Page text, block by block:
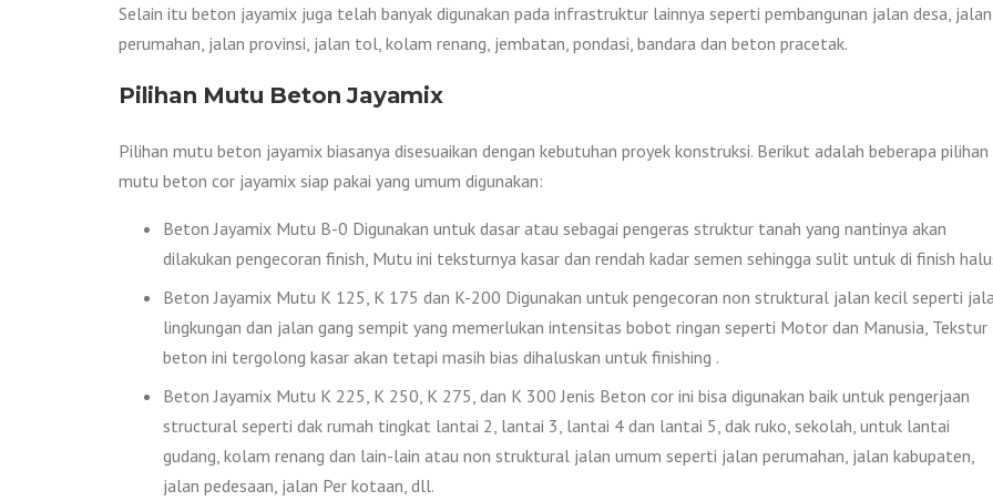
Selain itu beton jayamix juga telah banyak digunakan pada infrastruktur lainnya seperti pembangunan jalan desa, jalan
perumahan, jalan provinsi, jalan tol, kolam renang, jembatan, pondasi, bandara dan beton pracetak.
Pilihan Mutu Beton Jayamix
Pilihan mutu beton jayamix biasanya disesuaikan dengan kebutuhan proyek konstruksi. Berikut adalah beberapa pilihan
mutu beton cor jayamix siap pakai yang umum digunakan:
Beton Jayamix Mutu B-0 Digunakan untuk dasar atau sebagai pengeras struktur tanah yang nantinya akan
dilakukan pengecoran finish, Mutu ini teksturnya kasar dan rendah kadar semen sehingga sulit untuk di finish
Beton Jayamix Mutu K 125, K 175 dan K-200 Digunakan untuk pengecoran non struktural jalan kecil seperti
lingkungan dan jalan gang sempit yang memerlukan intensitas bobot ringan seperti Motor dan Manusia, Tekstur
beton ini tergolong kasar akan tetapi masih bias dihaluskan untuk finishing .
Beton Jayamix Mutu K 225, K 250, K 275, dan K 300 Jenis Beton cor ini bisa digunakan baik untuk pengerjaan
structural seperti dak rumah tingkat lantai 2, lantai 3, lantai 4 dan lantai 5, dak ruko, sekolah, untuk lantai
gudang, kolam renang dan lain-lain atau non struktural jalan umum seperti jalan perumahan, jalan kabupaten,
jalan pedesaan, jalan Per kotaan, dll.